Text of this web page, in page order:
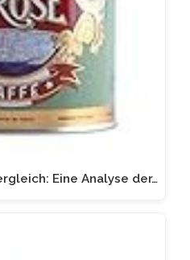
Eine Analyse der…